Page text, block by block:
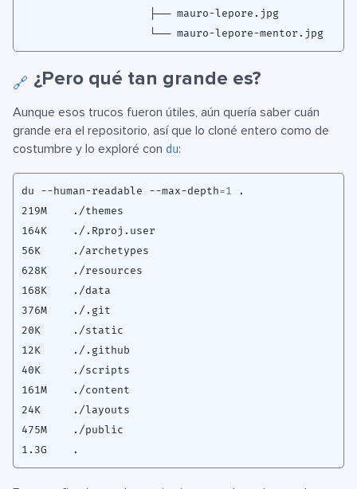
                    ├── mauro-lepore.jpg
                    └── mauro-lepore-mentor.jpg
🔗 ¿Pero qué tan grande es?
Aunque esos trucos fueron útiles, aún quería saber cuán
grande era el repositorio, así que lo cloné entero como de
costumbre y lo exploré con du:
du --human-readable --max-depth=1